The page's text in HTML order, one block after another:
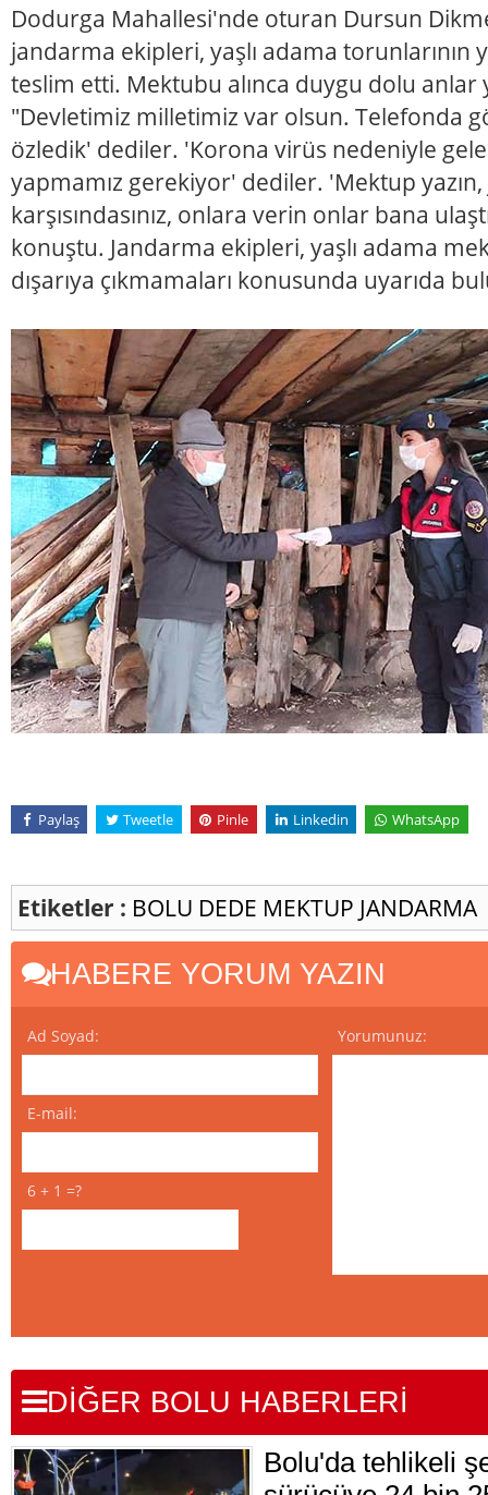
Dodurga Mahallesi'nde oturan Dursun
jandarma ekipleri, yaşlı adama torunlarının
teslim etti. Mektubu alınca duygu dolu anlar
"Devletimiz milletimiz var olsun. Telefonda
özledik' dediler. 'Korona virüs nedeniyle
yapmamız gerekiyor' dediler. 'Mektup
karşısındasınız, onlara verin onlar bana
konuştu. Jandarma ekipleri, yaşlı adama
dışarıya çıkmamaları konusunda uyarıda
Paylaş Tweetle Pinle Linkedin WhatsApp
Etiketler : BOLU DEDE MEKTUP JANDARMA
HABERE YORUM YAZIN
Ad Soyad:
E-mail:
6 + 1 =?
Yorumunuz:
DİĞER BOLU HABERLERİ
Bolu'da tehlikeli